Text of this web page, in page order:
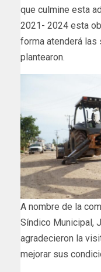
que culmine esta
2021- 2024 esta
forma atenderá
plantearon.
A nombre de la
Síndico Municipal,
agradecieron la
mejorar sus